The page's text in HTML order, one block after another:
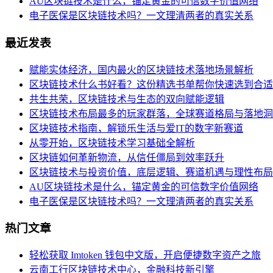
电子医保是区块链技术吗？一文理清两者的真实关系
最近发表
赋能实体经济，国内最火的区块链技术落地场景解析
区块链技术什么书好看？这份精选书单帮你快速选到合
共生共荣，区块链技术与生态的双向赋能逻辑
区块链技术布局最多的玩家群落，全球赛道格局与落地
区块链技术指南，解锁乐生活与爱IT的数字新赛道
从零开始，区块链技术学习基础全解析
区块链如何革新物流，从信任僵局到效率跃升
区块链技术与投资价值，底层逻辑、赛道机遇与理性布局
AU区块链技术是什么，锚定黄金的可信数字价值网络
电子医保是区块链技术吗？一文理清两者的真实关系
热门文章
轻松获取 Imtoken 钱包中文版，开启便捷数字资产之旅
云南工行区块链技术中心，金融科技新引擎